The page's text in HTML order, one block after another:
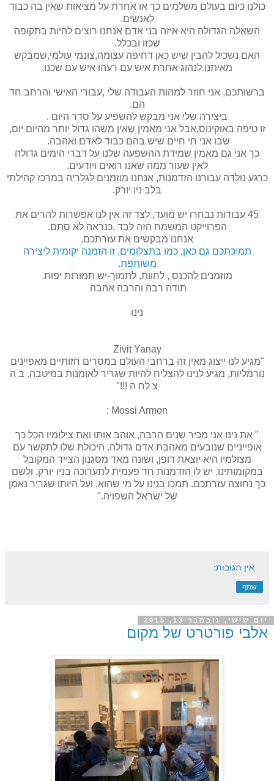
כולנו כיום בעולם משלמים כך או אחרת על מציאות שאין בה כבוד
לאנשים.
השאלה הגדולה היא איזה בני אדם אנחנו רוצים להיות בתקופה
שכזו ובכלל.
האם נשכיל להבין שיש כאן דחיפה עצומה,צונמי עולמי,שמבקש
מאיתנו לנהוג אחרת איש עם רעהו איש עם שכנו.
ברשותכם, אני חוזר למהות העבודה שלי ,עבורי האישי והרחב חד
הם.
ביצירה שלי אני מבקש להשפיע על סדר היום .
זו טיפה באוקינוס,אבל אני מאמין שאין משהו גדול יותר מהיום יום,
שבו אני חי חיים שיש בהם כבוד לאדם ואהבה.
כך אני גם מאמין שמידת ההשפעה שלנו על דברי הימים גדולה
לאין שעור ממה שאנו רואים ויודעים.
כרגע נולדה עבורנו הזדמנות, אנחנו מוזמנים לגלריה במרכז קהילתי
בלב ניו יורק.
45 עבודות נבחרו יש מועד, לצד זה אין לנו אפשרות להרים את
הפרוייקט המשמח הזה לבד ,כנראה לא סתם.
אנחנו מבקשים את עזרתכם.
תמיכתכם גם כאן, כמו בתצלומים, זו הזמנה יקומית ליצירה
משותפת.
מוזמנים להכנס , לחוות, לתמוך-יש תמורות יפות.
תודה רבה והרבה אהבה
נינו
Zivit Yanay
"מגיע לנו ייצוג מאין זה ברחבי העולם במסרים חזותיים מאפיינים
נורמליות, מגיע לנינו להצליח להיות שגריר לאומנות במיטבה. ב ה
צ לח ה !!!"
Mossi Armon
‏ :
" את נינו אני מכיר שנים הרבה, אוהב אותו ואת צילומיו הכל כך
אופייניים שנובעים מאהבת אדם גדולה. היכולת שלו לתקשר עם
מצולמיו היא יוצאת דופן, ושונה מאד מסגנון הצייד המקובל
במקומותינו. יש לו הזדמנות חד פעמית לתערוכה בניו יורק, ולשם
כך נחוצה עזרתכם. תמכו בנינו על מי שהוא, ועל היותו שגריר נאמן
של ישראל השפויה."
אין תגובות:
שתף
יום שישי, נובמבר 13, 2015
אלבי פורטרט של מקום